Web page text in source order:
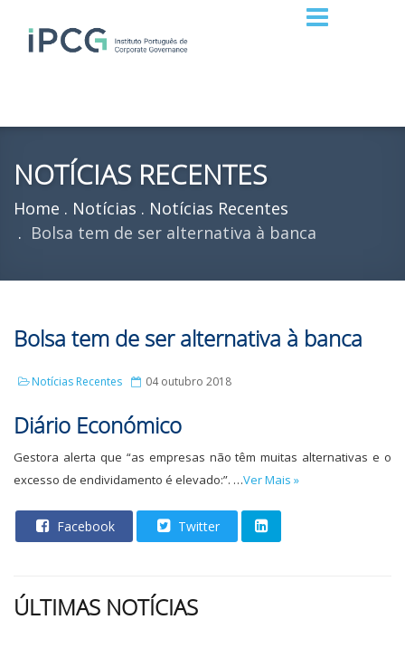
NOTÍCIAS RECENTES
Home Notícias
Notícias Recentes
Bolsa tem de ser alternativa à banca
Bolsa tem de ser alternativa à banca
Notícias Recentes 04 outubro 2018
Diário Económico
Gestora alerta que “as empresas não têm muitas alternativas e o
excesso de endividamento é elevado:”. …Ver Mais »
Facebook Twitter
ÚLTIMAS NOTÍCIAS